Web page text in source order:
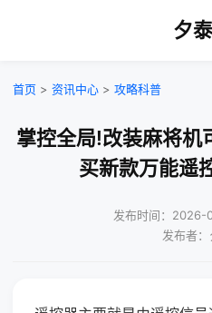
夕
首页 > 资讯中心 > 攻略科普
掌控全局!改装麻将机
买新款万能遥
发布时间：2026-
发布者